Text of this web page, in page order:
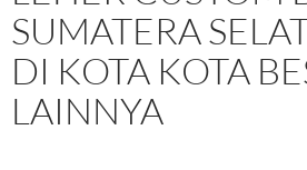
SUMATERA
DI KOTA KOTA
LAINNYA